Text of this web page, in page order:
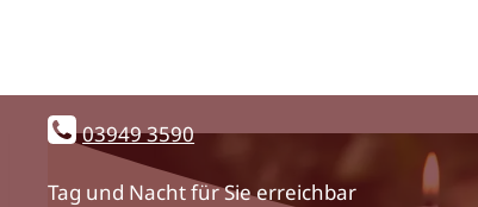
Zum
Inhalt
03949 3590
Tag und Nacht für Sie erreichbar